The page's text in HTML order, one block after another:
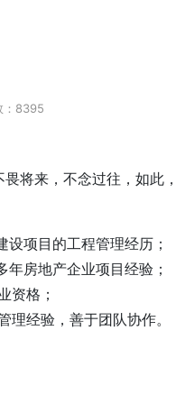
：8395
将来，不念过往，如此，
项目的工程管理经历；
房地产企业项目经验；
资格；
经验，善于团队协作。